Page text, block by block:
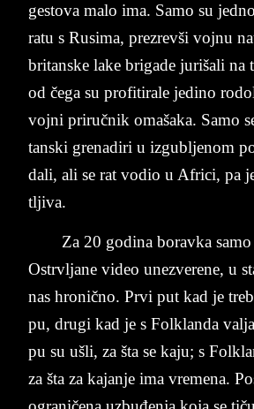
ge­sto­va malo ima. Samo su
ratu s Ru­si­ma, pre­zrevši voj­nu
bri­tan­ske lake bri­ga­de jurišali na
od čega su pro­fi­ti­ra­le je­di­no
voj­ni pri­ručnik oma­ša­ka. Samo
tanski gre­na­di­ri u iz­gu­blje­nom
dali, ali se rat vo­dio u Afri­ci, pa
tlji­va.
Za 20 go­di­na bo­rav­ka
Ostrv­lja­ne vi­deo une­zve­re­ne, u
nas hro­nično. Prvi put kad je
pu, dru­gi kad je s Fol­klan­da
pu su ušli, za šta se kaju; s
za šta za ka­jan­je ima vre­me­na.